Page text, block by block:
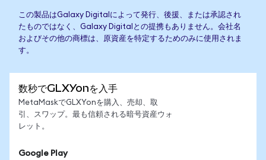
この製品はGalaxy Digitalによって発行、後援、または承認され
たものではなく、Galaxy Digitalとの提携もありません。会社名
およびその他の商標は、原資産を特定するためのみに使用されま
す。
数秒でGLXYonを入手
MetaMaskでGLXYonを購入、売却、取
引、スワップ。最も信頼される暗号資産ウォ
レット。
Google Play